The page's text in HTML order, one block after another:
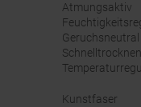
Atmungsaktiv
Geruchsneutral
Kunstfaser